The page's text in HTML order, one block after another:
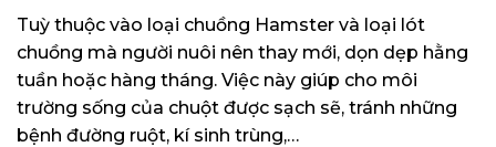
Tuỳ thuộc vào loại chuồng Hamster và loại lót
chuồng mà người nuôi nên thay mới, dọn dẹp hằng
tuần hoặc hàng tháng. Việc này giúp cho môi
trường sống của chuột được sạch sẽ, tránh những
bệnh đường ruột, kí sinh trùng,…